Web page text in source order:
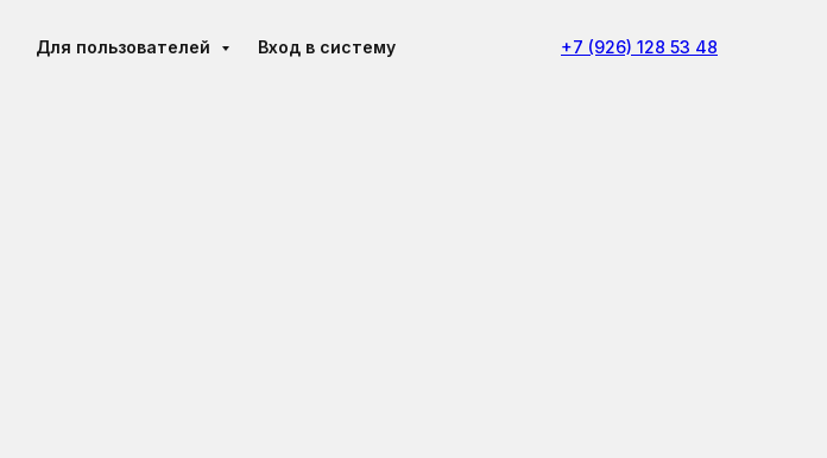
Для пользователей Вход в систему +7 (926) 128 53 48